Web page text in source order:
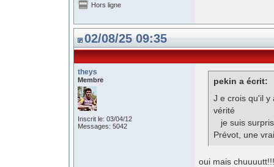
Hors ligne
02/08/25 09:35
theys
Membre
Inscrit le: 03/04/12
Messages: 5042
pekin a écrit:
J e crois qu'il y
vérité
je suis
Prévot, une
oui mais chuuuutt!!!